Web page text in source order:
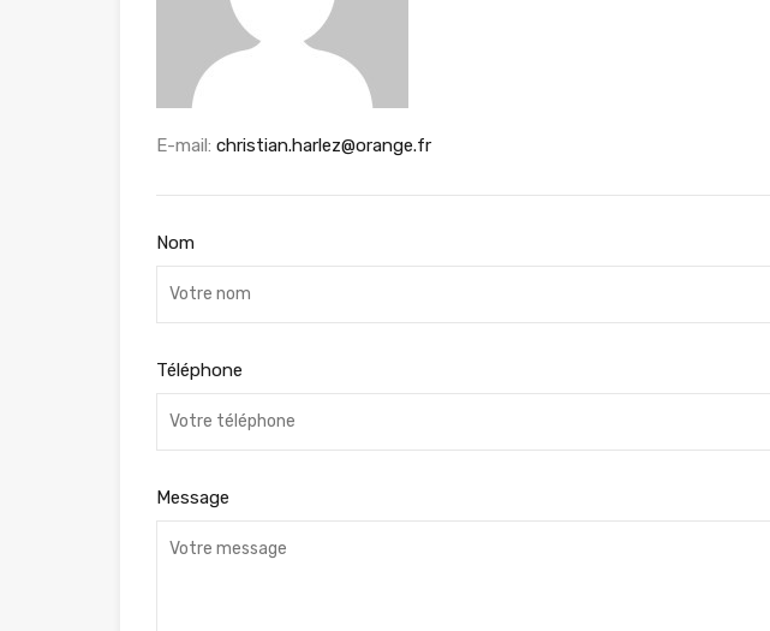
E-mail: christian.harlez@orange.fr
Nom
Téléphone
Message